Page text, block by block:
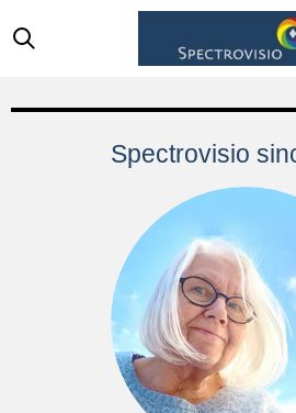
pääsisältöön
Spectrovisio